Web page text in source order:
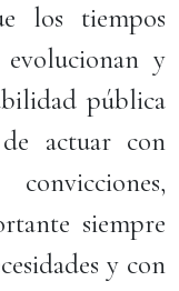
los tiempos
evolucionan y
pública
actuar con
siempre
y con